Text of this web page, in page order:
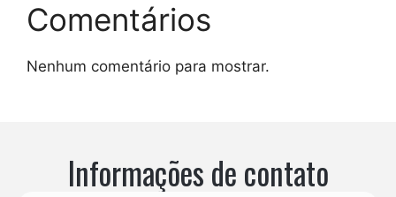
Comentários
Nenhum comentário para mostrar.
Informações de contato